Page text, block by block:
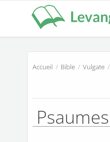
Accueil / Bible / Vulgate /
Psaumes